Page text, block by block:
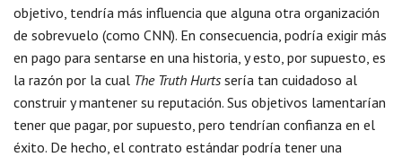
objetivo, tendría más influencia que alguna otra organización
de sobrevuelo (como CNN). En consecuencia, podría exigir más
en pago para sentarse en una historia, y esto, por supuesto, es
la razón por la cual The Truth Hurts sería tan cuidadoso al
construir y mantener su reputación. Sus objetivos lamentarían
tener que pagar, por supuesto, pero tendrían confianza en el
éxito. De hecho, el contrato estándar podría tener una